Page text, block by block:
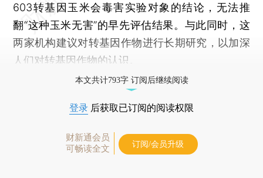
603转基因玉米会毒害实验对象的结论，无法推
翻“这种玉米无害”的早先评估结果。与此同时，这
两家机构建议对转基因作物进行长期研究，以加深
人们对转基因作物的认识。
本文共计793字 订阅后继续阅读
登录 后获取已订阅的阅读权限
财新通会员
可畅读全文
订阅/会员升级